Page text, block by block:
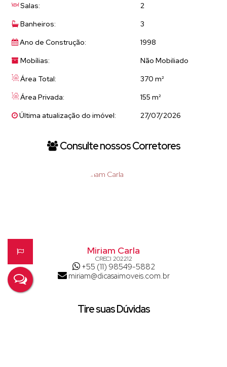
Esgoto - fossa sépticaTudo de bom em um dos melhores climas do
mundo!Aquele lugar que vc buscava para passar seus finais de
semana e suas férias...Estuda permuta em até 40% em Atibaia e
Bom Jesus dos Perdões.Di Casa, o melhor de Atibaia para vc!
Salas:
2
Banheiros:
3
Ano de Construção:
1998
Mobílias:
Não Mobiliado
Área Total:
370 m²
Área Privada:
155 m²
Última atualização do imóvel:
27/07/2026
Consulte nossos Corretores
Miriam Carla
CRECI 202212
+55 (11) 98549-5882
miriam@dicasaimoveis.com.br
Tire suas Dúvidas